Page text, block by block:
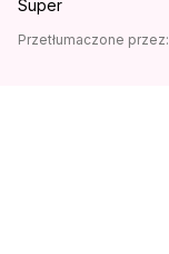
Super
Przetłumaczone przez: